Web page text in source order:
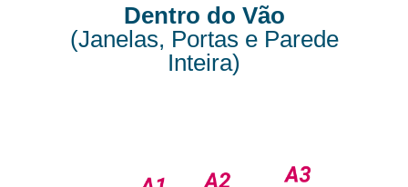
Dentro do Vão
(Janelas, Portas e Parede
Inteira)